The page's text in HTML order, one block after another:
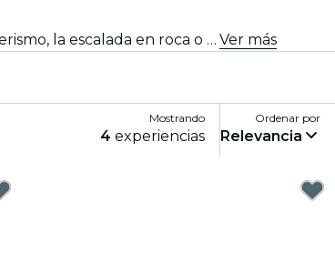
Aumenta tu adrenalina con emocionantes deportes y actividades de aventura en Jacksonville. Ya sea que te guste el senderismo, la escalada en roca o los deportes extremos, aquí lo encontrarás. Ver más
Mostrando
4 experiencias
Ordenar por
Relevancia